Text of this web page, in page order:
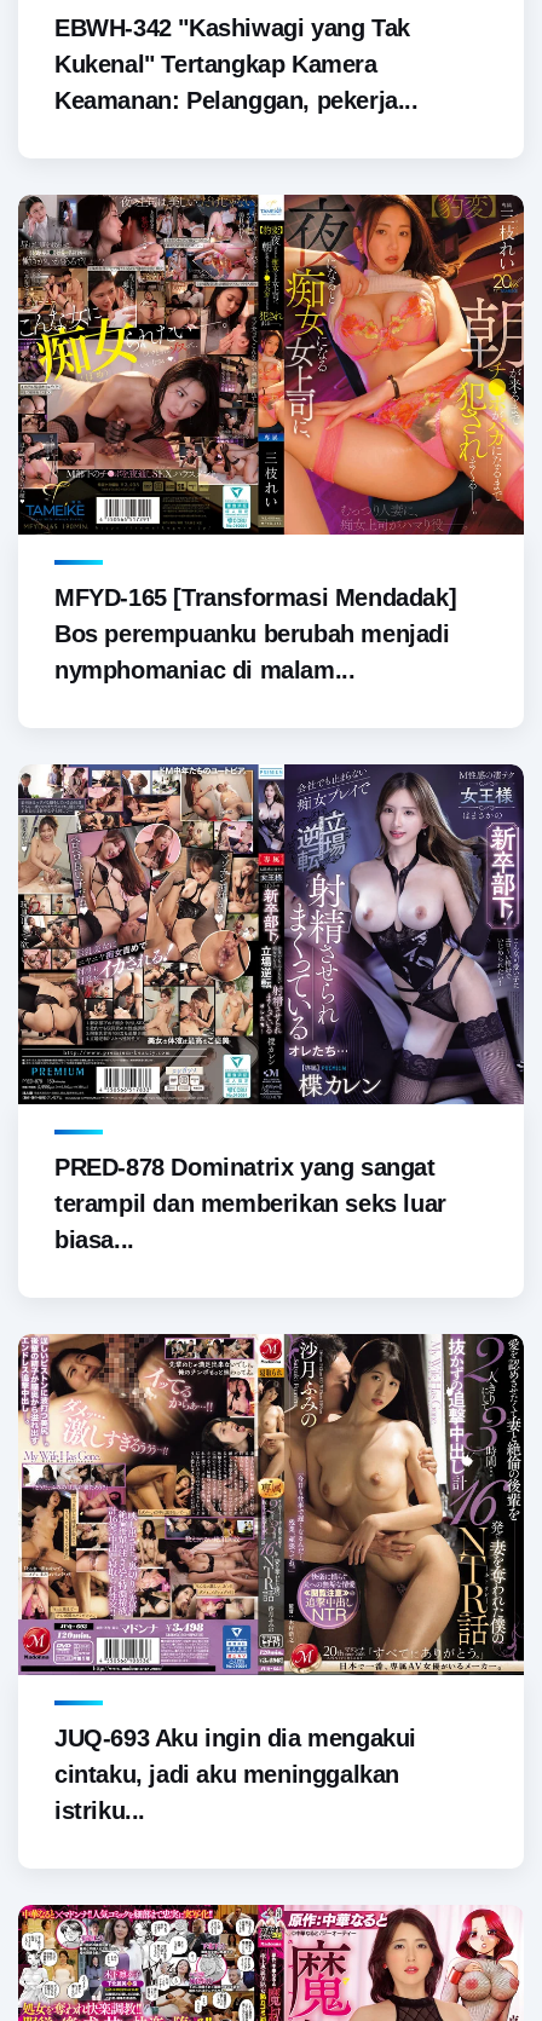
EBWH-342 "Kashiwagi yang Tak
Kukenal" Tertangkap Kamera
Keamanan: Pelanggan, pekerja...
MFYD-165 [Transformasi Mendadak]
Bos perempuanku berubah menjadi
nymphomaniac di malam...
PRED-878 Dominatrix yang sangat
terampil dan memberikan seks luar
biasa...
JUQ-693 Aku ingin dia mengakui
cintaku, jadi aku meninggalkan
istriku...